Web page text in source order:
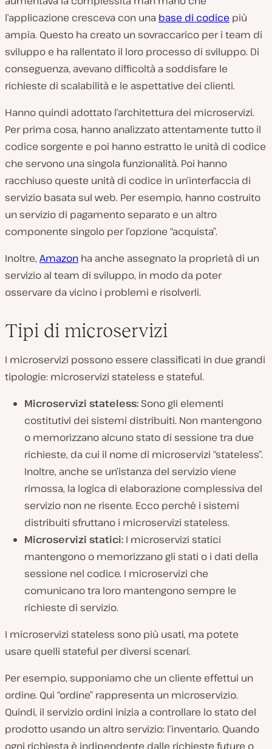
l’applicazione cresceva con una base di codice più
ampia. Questo ha creato un sovraccarico per i team di
sviluppo e ha rallentato il loro processo di sviluppo. Di
conseguenza, avevano difficoltà a soddisfare le
richieste di scalabilità e le aspettative dei clienti.
Hanno quindi adottato l’architettura dei microservizi.
Per prima cosa, hanno analizzato attentamente tutto il
codice sorgente e poi hanno estratto le unità di codice
che servono una singola funzionalità. Poi hanno
racchiuso queste unità di codice in un’interfaccia di
servizio basata sul web. Per esempio, hanno costruito
un servizio di pagamento separato e un altro
componente singolo per l’opzione “acquista”.
Inoltre, Amazon ha anche assegnato la proprietà di un
servizio al team di sviluppo, in modo da poter
osservare da vicino i problemi e risolverli.
Tipi di microservizi
I microservizi possono essere classificati in due grandi
tipologie: microservizi stateless e stateful.
Microservizi stateless: Sono gli elementi
costitutivi dei sistemi distribuiti. Non mantengono
o memorizzano alcuno stato di sessione tra due
richieste, da cui il nome di microservizi “stateless”.
Inoltre, anche se un’istanza del servizio viene
rimossa, la logica di elaborazione complessiva del
servizio non ne risente. Ecco perché i sistemi
distribuiti sfruttano i microservizi stateless.
Microservizi statici: I microservizi statici
mantengono o memorizzano gli stati o i dati della
sessione nel codice. I microservizi che
comunicano tra loro mantengono sempre le
richieste di servizio.
I microservizi stateless sono più usati, ma potete
usare quelli stateful per diversi scenari.
Per esempio, supponiamo che un cliente effettui un
ordine. Qui “ordine” rappresenta un microservizio.
Quindi, il servizio ordini inizia a controllare lo stato del
prodotto usando un altro servizio: l’inventario. Quando
ogni richiesta è indipendente dalle richieste future o